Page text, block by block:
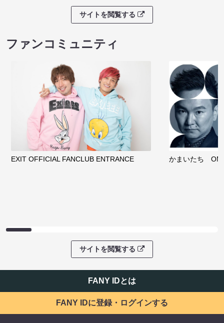
サイトを閲覧する
ファンコミュニティ
EXIT OFFICIAL FANCLUB ENTRANCE かまいたち
サイトを閲覧する
FANY IDとは
FANY IDに登録・ログインする